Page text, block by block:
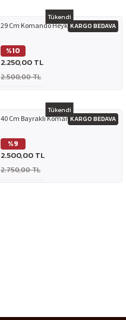
Tükendi
KARGO BEDAVA
29 Cm Komando Heykeli
%10
2.250,00 TL
2.500,00 TL
Tükendi
KARGO BEDAVA
40 Cm Bayraklı Komando Heykeli
%9
2.500,00 TL
2.750,00 TL